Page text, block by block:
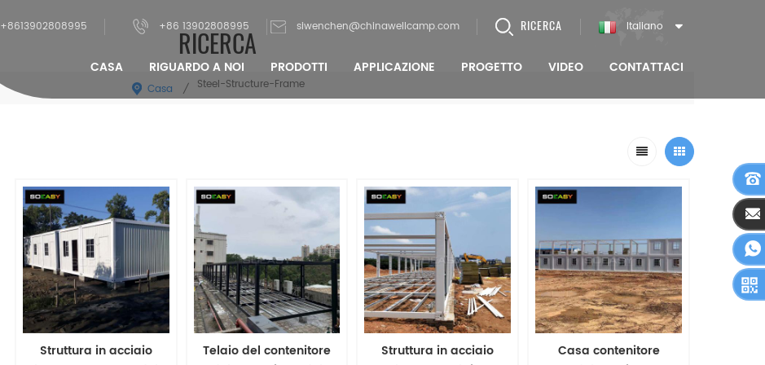
Italiano
RICERCA
+8613902808995 +86 13902808995 siwenchen@chinawellcamp.com
CASA RIGUARDO A NOI PRODOTTI APPLICAZIONE PROGETTO VIDEO CONTATTACI
RICERCA
Casa / Steel-Structure-Frame
Struttura in acciaio
Telaio del contenitore
Struttura in acciaio
Casa contenitore